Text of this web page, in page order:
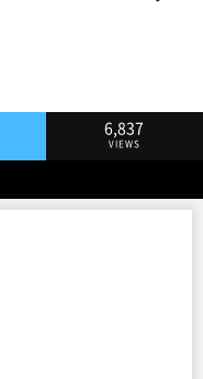
6,837
VIEWS